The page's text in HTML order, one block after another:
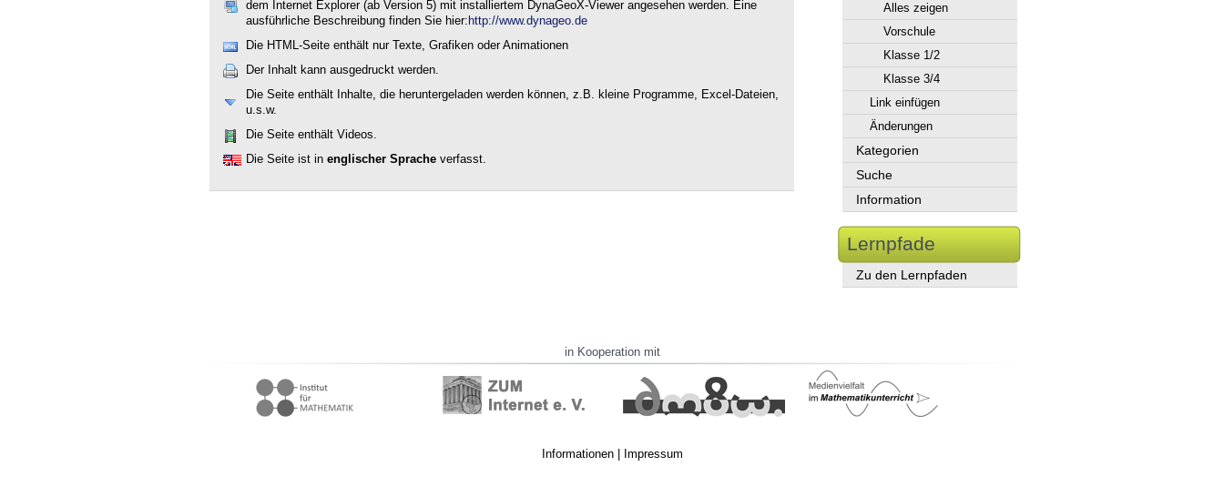
dem Internet Explorer (ab Version 5) mit installiertem DynaGeoX-Viewer angesehen werden. Eine
ausführliche Beschreibung finden Sie hier: http://www.dynageo.de
Die HTML-Seite enthält nur Texte, Grafiken oder Animationen
Der Inhalt kann ausgedruckt werden.
Die Seite enthält Inhalte, die heruntergeladen werden können, z.B. kleine Programme, Excel-Dateien,
u.s.w.
Die Seite enthält Videos.
Die Seite ist in englischer Sprache verfasst.
Alles zeigen
Vorschule
Klasse 1/2
Klasse 3/4
Link einfügen
Änderungen
Kategorien
Suche
Information
Lernpfade
Zu den Lernpfaden
in Kooperation mit
Informationen| Impressum